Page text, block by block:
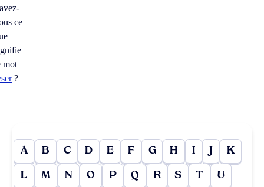
ce
mot
?
A B C D E F G H I J K
L M N O P Q R S T U